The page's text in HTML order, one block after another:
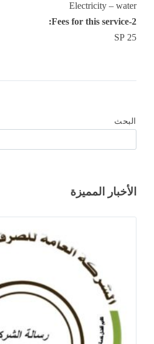
Electricity – water
2-Fees for this service:
25 SP
البحث
الأخبار المميزة